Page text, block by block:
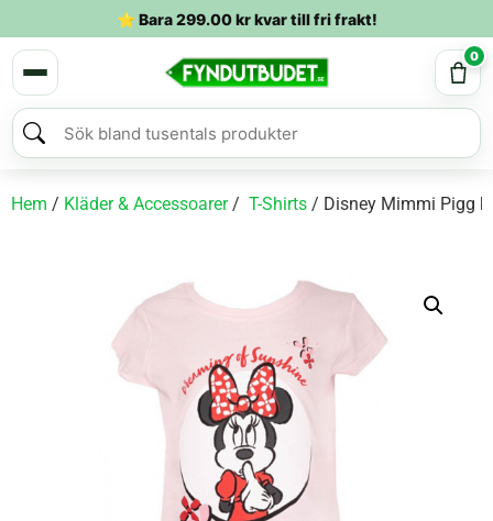
⭐ Bara299.00krkvar till fri frakt!
0
Hem / Kläder & Accessoarer/ T-Shirts / Disney Mimmi Pigg